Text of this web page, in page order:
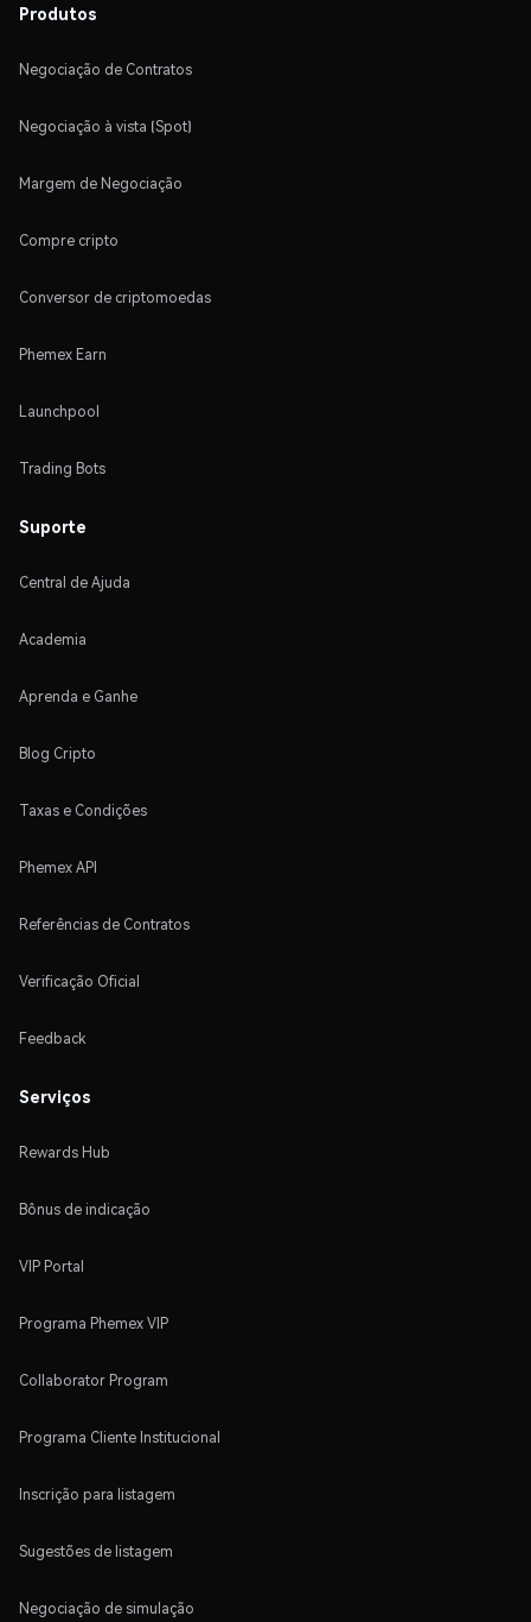
Produtos
Negociação de Contratos
Negociação à vista (Spot)
Margem de Negociação
Compre cripto
Conversor de criptomoedas
Phemex Earn
Launchpool
Trading Bots
Suporte
Central de Ajuda
Academia
Aprenda e Ganhe
Blog Cripto
Taxas e Condições
Phemex API
Referências de Contratos
Verificação Oficial
Feedback
Serviços
Rewards Hub
Bônus de indicação
VIP Portal
Programa Phemex VIP
Collaborator Program
Programa Cliente Institucional
Inscrição para listagem
Sugestões de listagem
Negociação de simulação